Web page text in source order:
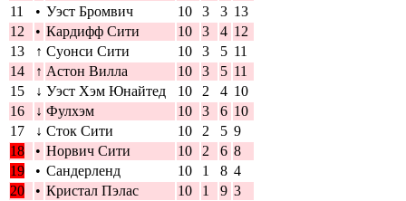
11
• Уэст Бромвич 10 3 3 13
12
• Кардифф Сити 10 3 4 12
13
↑ Суонси Сити 10 3 5 11
14
↑ Астон Вилла 10 3 5 11
15
↓ Уэст Хэм Юнайтед 10 2 4 10
16
↓ Фулхэм 10 3 6 10
17
↓ Сток Сити 10 2 5 9
18
• Норвич Сити 10 2 6 8
19
• Сандерленд 10 1 8 4
20
• Кристал Пэлас 10 1 9 3